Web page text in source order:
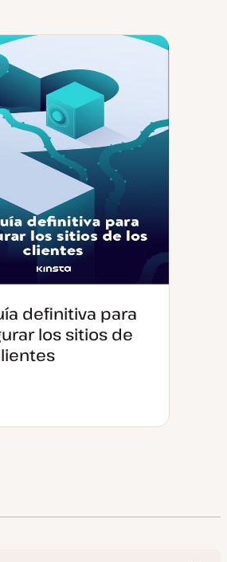
definitiva para
los sitios de